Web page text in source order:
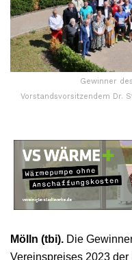
Gewinner
Vorstandsvorsitzendem Dr.
Mölln (tbi). Die
Vereinspreises 2023